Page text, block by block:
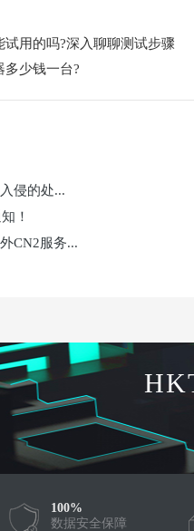
试用的吗?深入聊聊测试步骤
多少钱一台?
侵的处...
！
CN2服务...
100%
数据安全保障